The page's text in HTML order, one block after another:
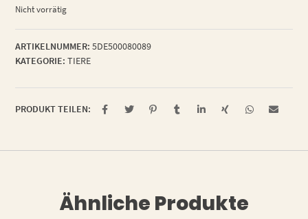
Nicht vorrätig
ARTIKELNUMMER: 5DE500080089
KATEGORIE: TIERE
PRODUKT TEILEN:
Ähnliche Produkte